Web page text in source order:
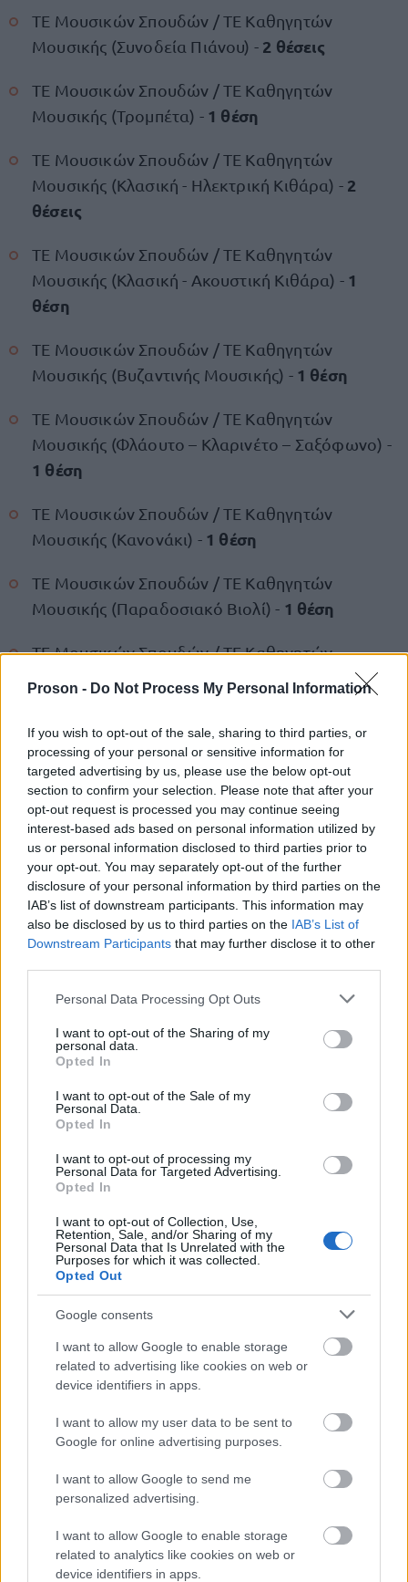
Proson - Do Not Process My Personal Information
If you wish to opt-out of the sale, sharing to third parties, or
processing of your personal or sensitive information for
targeted advertising by us, please use the below opt-out
section to confirm your selection. Please note that after your
opt-out request is processed you may continue seeing
interest-based ads based on personal information utilized by
us or personal information disclosed to third parties prior to
your opt-out. You may separately opt-out of the further
disclosure of your personal information by third parties on the
IAB’s list of downstream participants. This information may
also be disclosed by us to third parties on the IAB’s List of
Downstream Participants that may further disclose it to other
Please note that this website/app uses one or more Google
not limited to your visit or usage behaviour. You may click to
grant or deny consent to Google and its third-party tags to
use your data for below specified purposes in below Google
consent section.
Personal Data Processing Opt Outs
I want to opt-out of the Sharing of my
personal data.
Opted In
I want to opt-out of the Sale of my
Personal Data.
Opted In
I want to opt-out of processing my
Personal Data for Targeted Advertising.
Opted In
I want to opt-out of Collection, Use,
Retention, Sale, and/or Sharing of my
Personal Data that Is Unrelated with the
Purposes for which it was collected.
Opted Out
Google consents
I want to allow Google to enable storage
related to advertising like cookies on web or
device identifiers in apps.
I want to allow my user data to be sent to
Google for online advertising purposes.
I want to allow Google to send me
personalized advertising.
I want to allow Google to enable storage
related to analytics like cookies on web or
device identifiers in apps.
ΤΕ Μουσικών Σπουδών / ΤΕ Καθηγητών
Μουσικής (Συνοδεία Πιάνου) - 2 θέσεις
ΤΕ Μουσικών Σπουδών / ΤΕ Καθηγητών
Μουσικής (Τρομπέτα) - 1 θέση
ΤΕ Μουσικών Σπουδών / ΤΕ Καθηγητών
Μουσικής (Κλασική - Ηλεκτρική Κιθάρα) - 2
θέσεις
ΤΕ Μουσικών Σπουδών / ΤΕ Καθηγητών
Μουσικής (Κλασική - Ακουστική Κιθάρα) - 1
θέση
ΤΕ Μουσικών Σπουδών / ΤΕ Καθηγητών
Μουσικής (Βυζαντινής Μουσικής) - 1 θέση
ΤΕ Μουσικών Σπουδών / ΤΕ Καθηγητών
Μουσικής (Φλάουτο – Κλαρινέτο – Σαξόφωνο) -
1 θέση
ΤΕ Μουσικών Σπουδών / ΤΕ Καθηγητών
Μουσικής (Κανονάκι) - 1 θέση
ΤΕ Μουσικών Σπουδών / ΤΕ Καθηγητών
Μουσικής (Παραδοσιακό Βιολί) - 1 θέση
ΤΕ Μουσικών Σπουδών / ΤΕ Καθηγητών
1 θέση
Μουσικής (Παραδοσιακά Πνευστά) -1 θέση
ΤΕ Μουσικών Σπουδών / ΤΕ Καθηγητών
Μουσικής (Διεύθυνσης Ορχήστρας – Χορωδίας)
-1 θέση
ΔΕ Μουσικών (Αρμόνιο – Μοντέρνο Τραγούδι) -
1 θέση
ΔΕ Μουσικών (Μοντέρνο Τραγούδι) - 2 θέσεις
ΔΕ Μουσικών (Ντραμς) -2 θέσεις
ΔΕ Μουσικών / ΔΕ Μουσικών (Μουσική Αγωγή)
1 θέση
ΔΕ Μουσικών (Μπουζούκι) -
ΔΕ Μουσικών (Κρητικό Λαούτο) - 1 θέση
ΔΕ Μουσικών (Ακορντεόν) -
ΔΕ Μουσικών (Λαούτο – Ούτι) -1 θέση
Πού θα στείλετε αίτηση
Οι ενδιαφερόμενοι καλούνται να συμπληρώσουν
την αίτηση – υπεύθυνη δήλωση και να την
υποβάλουν μαζί με τα απαιτούμενα δικαιολογητικά
αυτοπροσώπως, είτε με άλλο
εξουσιοδοτημένοαπό αυτούςπρόσωπο
η εξουσιοδότηση φέρει την υπογραφή τους
θεωρημένη από δημόσια αρχή, στο Πρωτόκολλο
του Δήμου (Δημαρχείο Πειραιά – Δραγάτση 12, 1ος
όροφος, Γραφείο 8).